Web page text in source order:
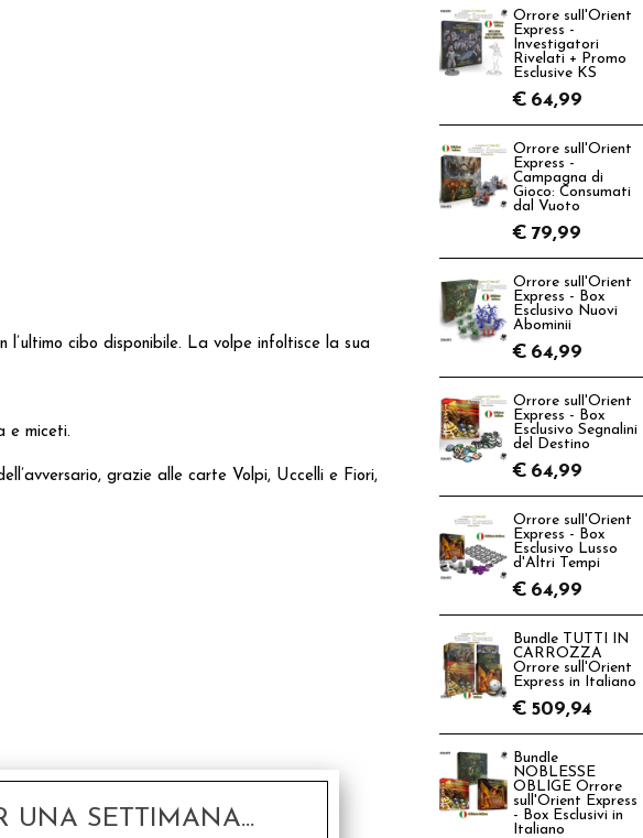
l’ultimo cibo disponibile. La volpe infoltisce la sua
e miceti.
grazie alle carte Volpi, Uccelli e Fiori,
articoli
Orrore sull'Orient
Express -
Investigatori
Rivelati + Promo
Esclusive KS
€ 64,99
Orrore sull'Orient
Express -
Campagna di
Gioco: Consumati
dal Vuoto
€ 79,99
Orrore sull'Orient
Express - Box
Esclusivo Nuovi
Abominii
€ 64,99
Orrore sull'Orient
Express - Box
Esclusivo Segnalini
del Destino
€ 64,99
Orrore sull'Orient
Express - Box
Esclusivo Lusso
d'Altri Tempi
€ 64,99
Bundle TUTTI IN
CARROZZA
Orrore sull'Orient
Express in Italiano
€ 509,94
Bundle
NOBLESSE
OBLIGE Orrore
sull'Orient Express
- Box Esclusivi in
Italiano
UNA SETTIMANA...